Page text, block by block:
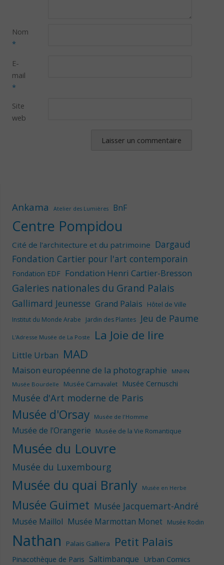
Nom
*
E-
mail
*
Site
web
Ankama Atelier des Lumières BnF
Centre Pompidou
Cité de l'architecture et du patrimoine Dargaud
Fondation Cartier pour l'art contemporain
Fondation EDF Fondation Henri Cartier-Bresson
Galeries nationales du Grand Palais
Gallimard Jeunesse Grand Palais Hôtel de Ville
Institut du Monde Arabe Jardin des Plantes Jeu de Paume
L'Adresse Musée de La Poste La Joie de lire
Little Urban MAD
Maison européenne de la photographie
MNHN
Musée Bourdelle
Musée Carnavalet Musée Cernuschi
Musée d'Art moderne de Paris
Musée d'Orsay Musée de l'Homme
Musée de l'Orangerie Musée de la Vie Romantique
Musée du Louvre
Musée du Luxembourg
Musée du quai Branly Musée en Herbe
Musée Guimet Musée Jacquemart-André
Musée Maillol Musée Marmottan Monet Musée Rodin
Nathan Palais Galliera Petit Palais
Pinacothèque de Paris Saltimbanque Urban Comics